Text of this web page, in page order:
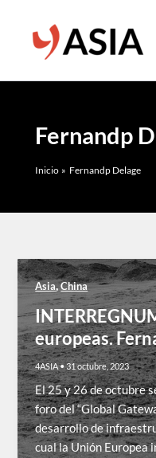
contenido
Fernandp
Inicio Fernandp Delage
Asia,China
europeas.
4ASIA•31 octubre, 2023
El 25 y 26 de octubre
foro del “Global
desarrollo de
cual la Unión